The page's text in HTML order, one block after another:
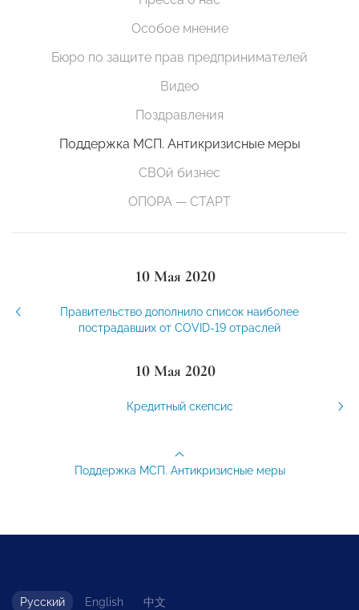
Особое мнение
Бюро по защите прав предпринимателей
Видео
Поздравления
Поддержка МСП. Антикризисные меры
СВОй бизнес
ОПОРА — СТАРТ
10 Мая 2020
Правительство дополнило список наиболее
пострадавших от COVID-19 отраслей
10 Мая 2020
Кредитный скепсис
Поддержка МСП. Антикризисные меры
Русский English 中文